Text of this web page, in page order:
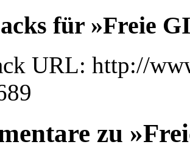
für »Freie
URL: http://
zu